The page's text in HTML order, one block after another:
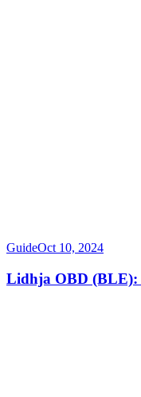
GuideOct 10, 2024
Lidhja OBD (BLE):